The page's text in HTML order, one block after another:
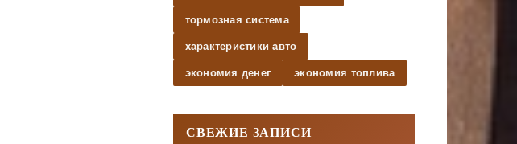
тормозная система
характеристики авто
экономия денег экономия топлива
СВЕЖИЕ ЗАПИСИ